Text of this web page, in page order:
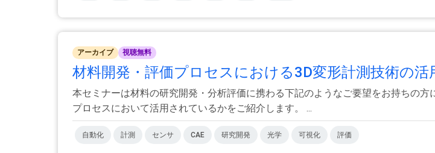
アーカイブ 視聴無料
材料開発・評価プロセスにおける3D変形計測技術の活
本セミナーは材料の研究開発・分析評価に携わる下記のようなご要望をお持ちの
プロセスにおいて活用されているかをご紹介します。 ...
自動化 計測 センサ CAE 研究開発 光学 可視化 評価